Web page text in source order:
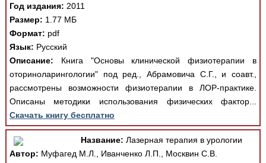
Год издания: 2011
Размер: 1.77 МБ
Формат: pdf
Язык: Русский
Описание: Книга "Основы клинической физиотерапии в
оториноларингологии" под ред., Абрамовича С.Г., и соавт.,
рассмотрены возможности физиотерапии в ЛОР-практике.
Описаны методики использования физических фактор...
Скачать книгу бесплатно
Название: Лазерная терапия в урологии
Автор: Муфагед М.Л., Иванченко Л.П., Москвин С.В.